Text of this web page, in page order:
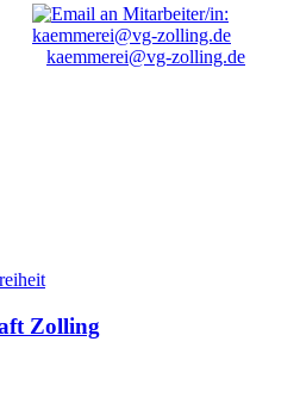
kaemmerei@vg-zolling.de
Zolling